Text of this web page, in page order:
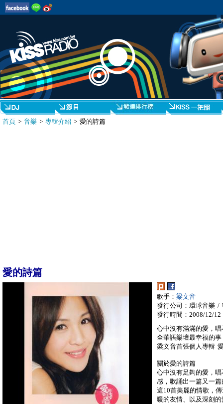
首頁 > 音樂 > 專輯介紹 > 愛的詩篇
愛的詩篇
歌手： 梁文音
發行公司：環球音樂 /
發行時間：2008/12/12
心中沒有滿滿的愛，
全華語樂壇最幸福的事
梁文音首張個人專輯
關於愛的詩篇
心中沒有足夠的愛，
感，歌誦出一篇又一
這10首美麗的情歌，
暖的友情、以及深刻